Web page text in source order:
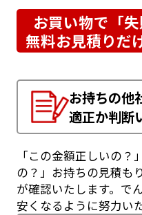
お買い物で「
無料お見積りだ
お持ちの他
適正か判断
「この金額正しいの
の？」お持ちの見積も
が確認いたします。で
安くなるように努力い